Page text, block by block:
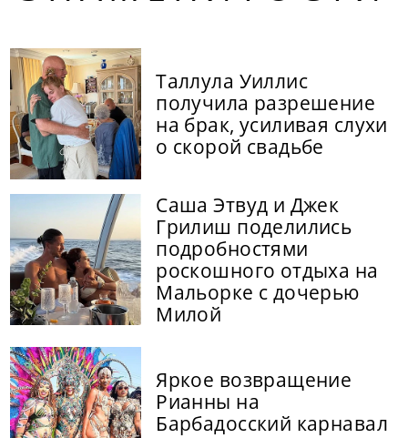
Таллула Уиллис
получила разрешение
на брак, усиливая слухи
о скорой свадьбе
Саша Этвуд и Джек
Грилиш поделились
подробностями
роскошного отдыха на
Мальорке с дочерью
Милой
Яркое возвращение
Рианны на
Барбадосский карнавал